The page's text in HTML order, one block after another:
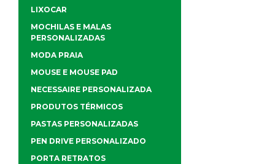
LIXOCAR
MOCHILAS E MALAS
PERSONALIZADAS
MODA PRAIA
MOUSE E MOUSE PAD
NECESSAIRE PERSONALIZADA
PRODUTOS TÉRMICOS
PASTAS PERSONALIZADAS
PEN DRIVE PERSONALIZADO
PORTA RETRATOS